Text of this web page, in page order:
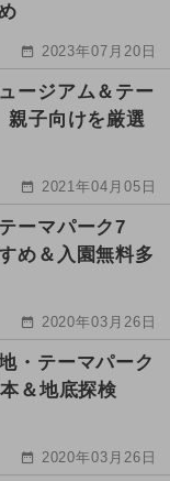
2023年07月20日
ージアム＆テー
子向けを厳選
2021年04月05日
ーマパーク7
め＆入園無料多
2020年03月26日
・テーマパーク
＆地底探検
2020年03月26日